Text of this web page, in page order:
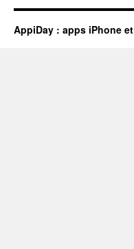
AppiDay : apps iPhone